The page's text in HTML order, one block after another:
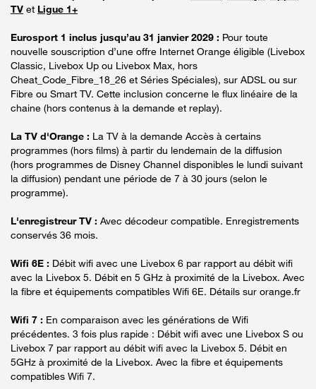
TV et Ligue 1+
Eurosport 1 inclus jusqu’au 31 janvier 2029 : Pour toute
nouvelle souscription d’une offre Internet Orange éligible (Livebox
Classic, Livebox Up ou Livebox Max, hors
Cheat_Code_Fibre_18_26 et Séries Spéciales), sur ADSL ou sur
Fibre ou Smart TV. Cette inclusion concerne le flux linéaire de la
chaine (hors contenus à la demande et replay).
La TV d'Orange : La TV à la demande Accès à certains
programmes (hors films) à partir du lendemain de la diffusion
(hors programmes de Disney Channel disponibles le lundi suivant
la diffusion) pendant une période de 7 à 30 jours (selon le
programme).
L'enregistreur TV : Avec décodeur compatible. Enregistrements
conservés 36 mois.
Wifi 6E : Débit wifi avec une Livebox 6 par rapport au débit wifi
avec la Livebox 5. Débit en 5 GHz à proximité de la Livebox. Avec
la fibre et équipements compatibles Wifi 6E. Détails sur orange.fr
Wifi 7 : En comparaison avec les générations de Wifi
précédentes. 3 fois plus rapide : Débit wifi avec une Livebox S ou
Livebox 7 par rapport au débit wifi avec la Livebox 5. Débit en
5GHz à proximité de la Livebox. Avec la fibre et équipements
compatibles Wifi 7.